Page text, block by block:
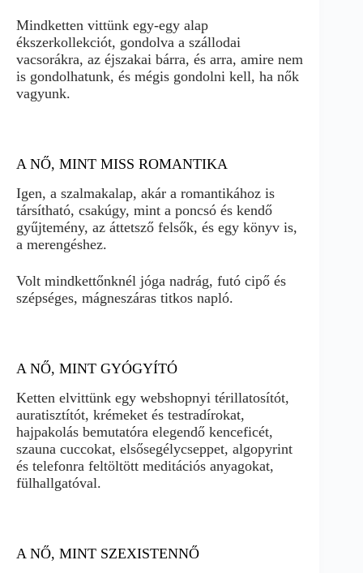
Mindketten vittünk egy-egy alap
ékszerkollekciót, gondolva a szállodai
vacsorákra, az éjszakai bárra, és arra, amire nem
is gondolhatunk, és mégis gondolni kell, ha nők
vagyunk.
A NŐ, MINT MISS ROMANTIKA
Igen, a szalmakalap, akár a romantikához is
társítható, csakúgy, mint a poncsó és kendő
gyűjtemény, az áttetsző felsők, és egy könyv is,
a merengéshez.
Volt mindkettőnknél jóga nadrág, futó cipő és
szépséges, mágneszáras titkos napló.
A NŐ, MINT GYÓGYÍTÓ
Ketten elvittünk egy webshopnyi térillatosítót,
auratisztítót, krémeket és testradírokat,
hajpakolás bemutatóra elegendő kenceficét,
szauna cuccokat, elsősegélycseppet, algopyrint
és telefonra feltöltött meditációs anyagokat,
fülhallgatóval.
A NŐ, MINT SZEXISTENNŐ